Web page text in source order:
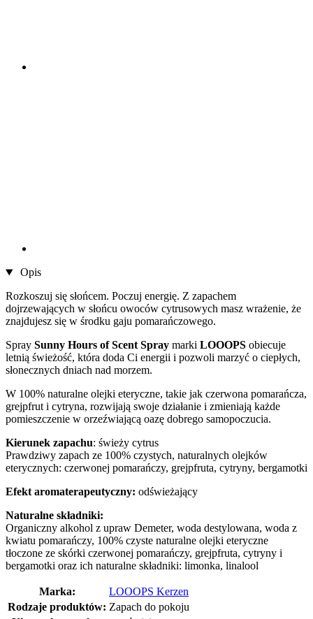
Opis
Rozkoszuj się słońcem. Poczuj energię. Z zapachem
dojrzewających w słońcu owoców cytrusowych masz wrażenie, że
znajdujesz się w środku gaju pomarańczowego.
Spray Sunny Hours of Scent Spray marki LOOOPS obiecuje
letnią świeżość, która doda Ci energii i pozwoli marzyć o ciepłych,
słonecznych dniach nad morzem.
W 100% naturalne olejki eteryczne, takie jak czerwona pomarańcza,
grejpfrut i cytryna, rozwijają swoje działanie i zmieniają każde
pomieszczenie w orzeźwiającą oazę dobrego samopoczucia.
Kierunek zapachu: świeży cytrus
Prawdziwy zapach ze 100% czystych, naturalnych olejków
eterycznych: czerwonej pomarańczy, grejpfruta, cytryny, bergamotki
Efekt aromaterapeutyczny: odświeżający
Naturalne składniki:
Organiczny alkohol z upraw Demeter, woda destylowana, woda z
kwiatu pomarańczy, 100% czyste naturalne olejki eteryczne
tłoczone ze skórki czerwonej pomarańczy, grejpfruta, cytryny i
bergamotki oraz ich naturalne składniki: limonka, linalool
Marka:
LOOOPS Kerzen
Rodzaje produktów: Zapach do pokoju